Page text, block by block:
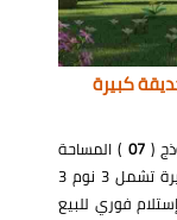
كبيرة
(
07 ) المساحة
شرقي و غربي تطل على حديقة كبيرة تشمل 3 نوم 3
إستلام فوري للبيع